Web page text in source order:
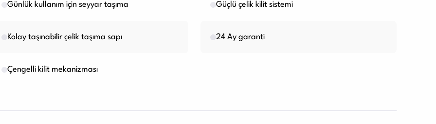
Günlük kullanım için seyyar taşıma
Kolay taşınabilir çelik taşıma sapı
Çengelli kilit mekanizması
Güçlü çelik kilit sistemi
24 Ay garanti